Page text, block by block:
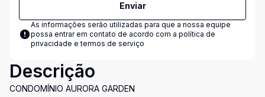
Enviar
As informações serão utilizadas para que a nossa equipe
possa entrar em contato de acordo com a política de
privacidade e termos de serviço
Descrição
CONDOMÍNIO AURORA GARDEN